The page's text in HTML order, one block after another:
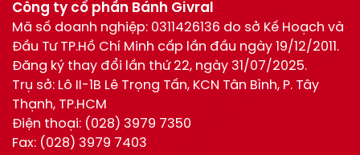
Công ty cổ phần Bánh Givral
Mã số doanh nghiệp: 0311426136 do sở Kế Hoạch và
Đầu Tư TP.Hồ Chí Minh cấp lần đầu ngày 19/12/2011.
Đăng ký thay đổi lần thứ 22, ngày 31/07/2025.
Trụ sở: Lô II-1B Lê Trọng Tấn, KCN Tân Bình, P. Tây
Thạnh, TP.HCM
Điện thoại: (028) 3979 7350
Fax: (028) 3979 7403